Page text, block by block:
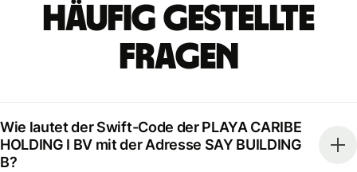
Häufig gestellte
Fragen
Wie lautet der Swift-Code der PLAYA CARIBE
HOLDING I BV mit der Adresse SAY BUILDING
B?